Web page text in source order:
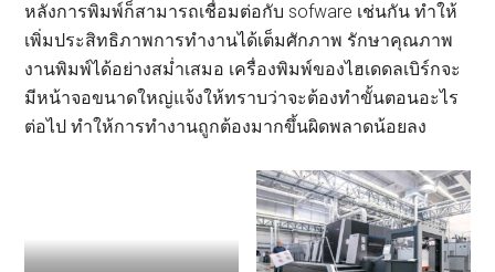
หลังการพิมพ์ก็สามารถเชื่อมต่อกับ sofware เช่นกัน ทำให้
เพิ่มประสิทธิภาพการทำงานได้เต็มศักภาพ รักษาคุณภาพ
งานพิมพ์ได้อย่างสม่ำเสมอ เครื่องพิมพ์ของไฮเดดลเบิร์กจะ
มีหน้าจอขนาดใหญ่แจ้งให้ทราบว่าจะต้องทำขั้นตอนอะไร
ต่อไป ทำให้การทำงานถูกต้องมากขึ้นผิดพลาดน้อยลง